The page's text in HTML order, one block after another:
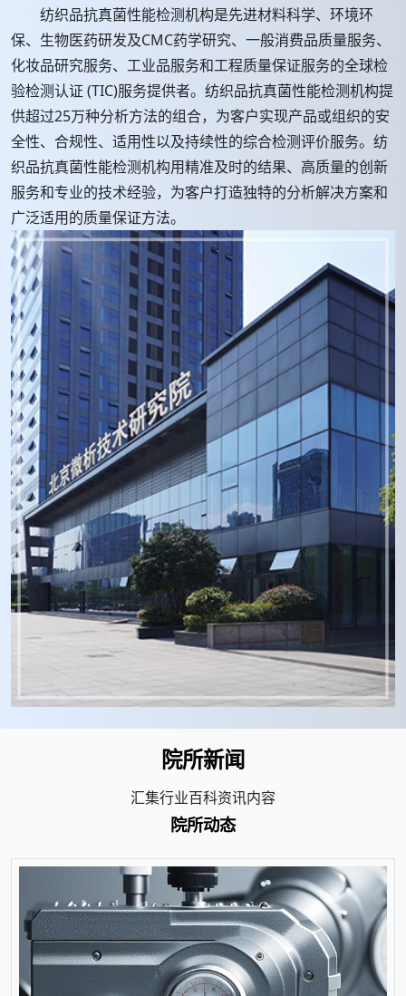
纺织品抗真菌性能检测机构是先进材料科学、环境环
保、生物医药研发及CMC药学研究、一般消费品质量服务、
化妆品研究服务、工业品服务和工程质量保证服务的全球检
验检测认证 (TIC)服务提供者。纺织品抗真菌性能检测机构提
供超过25万种分析方法的组合，为客户实现产品或组织的安
全性、合规性、适用性以及持续性的综合检测评价服务。纺
织品抗真菌性能检测机构用精准及时的结果、高质量的创新
服务和专业的技术经验，为客户打造独特的分析解决方案和
广泛适用的质量保证方法。
院所新闻
汇集行业百科资讯内容
院所动态